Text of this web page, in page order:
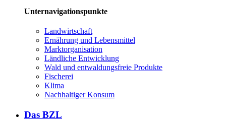
Unternavigationspunkte
Land­wirt­schaft
Er­näh­rung und Le­bens­mit­tel
Markt­or­ga­ni­sa­ti­on
Länd­li­che Ent­wick­lung
Wald und ent­wal­dungs­freie Pro­duk­te
Fi­sche­rei
Kli­ma
Nach­hal­ti­ger Kon­sum
Das BZL